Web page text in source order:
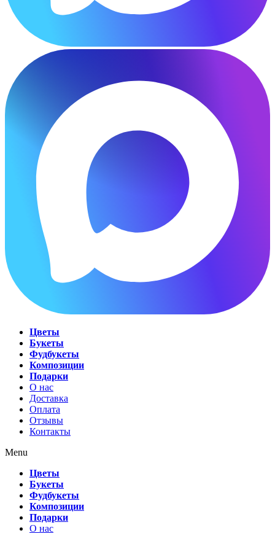
Цветы
Букеты
Фудбукеты
Композиции
Подарки
О нас
Доставка
Оплата
Отзывы
Контакты
Menu
Цветы
Букеты
Фудбукеты
Композиции
Подарки
О нас